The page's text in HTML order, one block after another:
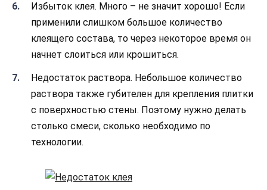
Избыток клея. Много – не значит хорошо! Если
применили слишком большое количество
клеящего состава, то через некоторое время он
начнет слоиться или крошиться.
Недостаток раствора. Небольшое количество
раствора также губителен для крепления плитки
с поверхностью стены. Поэтому нужно делать
столько смеси, сколько необходимо по
технологии.